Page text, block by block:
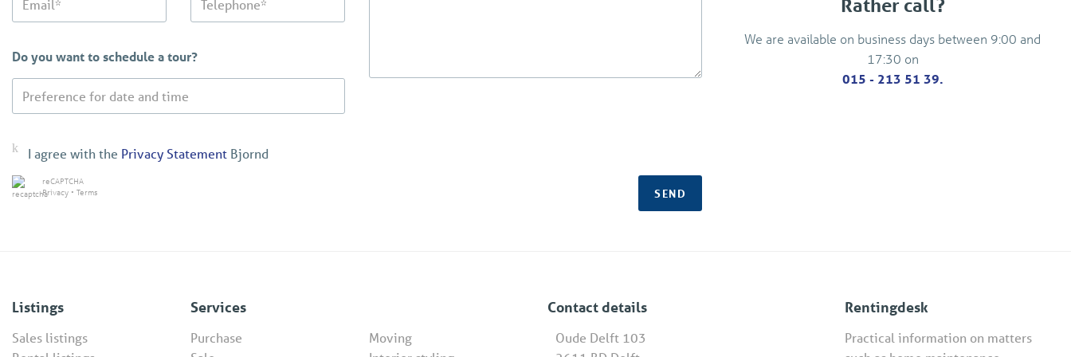
Do you want to schedule a tour?
I agree with the Privacy Statement Bjornd
reCAPTCHA
Privacy • Terms SEND
Rather call?
We are available on business days between 9:00 and
17:30 on
015 - 213 51 39.
Listings
Sales listings
Services
Purchase
Moving
Contact details
Oude Delft 103
Rentingdesk
Practical information on matters